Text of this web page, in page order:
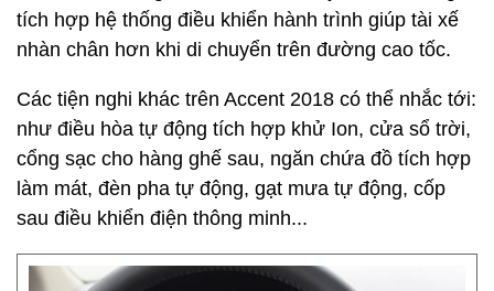
tích hợp hệ thống điều khiển hành trình giúp tài xế
nhàn chân hơn khi di chuyển trên đường cao tốc.
Các tiện nghi khác trên Accent 2018 có thể nhắc tới:
như điều hòa tự động tích hợp khử Ion, cửa sổ trời,
cổng sạc cho hàng ghế sau, ngăn chứa đồ tích hợp
làm mát, đèn pha tự động, gạt mưa tự động, cốp
sau điều khiển điện thông minh...